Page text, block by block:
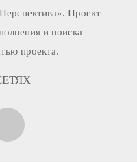
Проект
и поиска
проекта.